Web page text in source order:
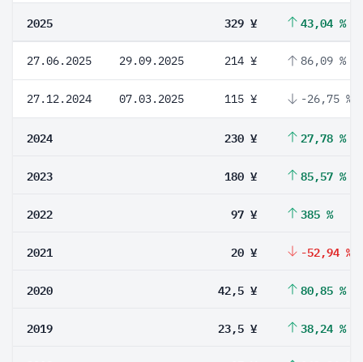
2025 329 ¥ 43,04 %
27.06.2025 29.09.2025 214 ¥ 86,09 %
27.12.2024 07.03.2025 115 ¥ -26,75 %
2024 230 ¥ 27,78 %
2023 180 ¥ 85,57 %
2022 97 ¥ 385 %
2021 20 ¥ -52,94 %
2020 42,5 ¥ 80,85 %
2019 23,5 ¥ 38,24 %